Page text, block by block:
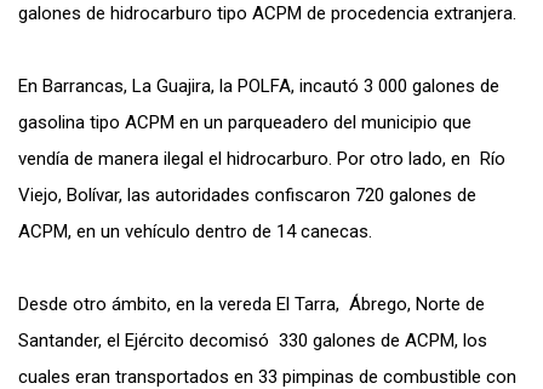
galones de hidrocarburo tipo ACPM de procedencia extranjera.
En Barrancas, La Guajira, la POLFA, incautó 3 000 galones de
gasolina tipo ACPM en un parqueadero del municipio que
vendía de manera ilegal el hidrocarburo. Por otro lado, en Río
Viejo, Bolívar, las autoridades confiscaron 720 galones de
ACPM, en un vehículo dentro de 14 canecas.
Desde otro ámbito, en la vereda El Tarra, Ábrego, Norte de
Santander, el Ejército decomisó 330 galones de ACPM, los
cuales eran transportados en 33 pimpinas de combustible con